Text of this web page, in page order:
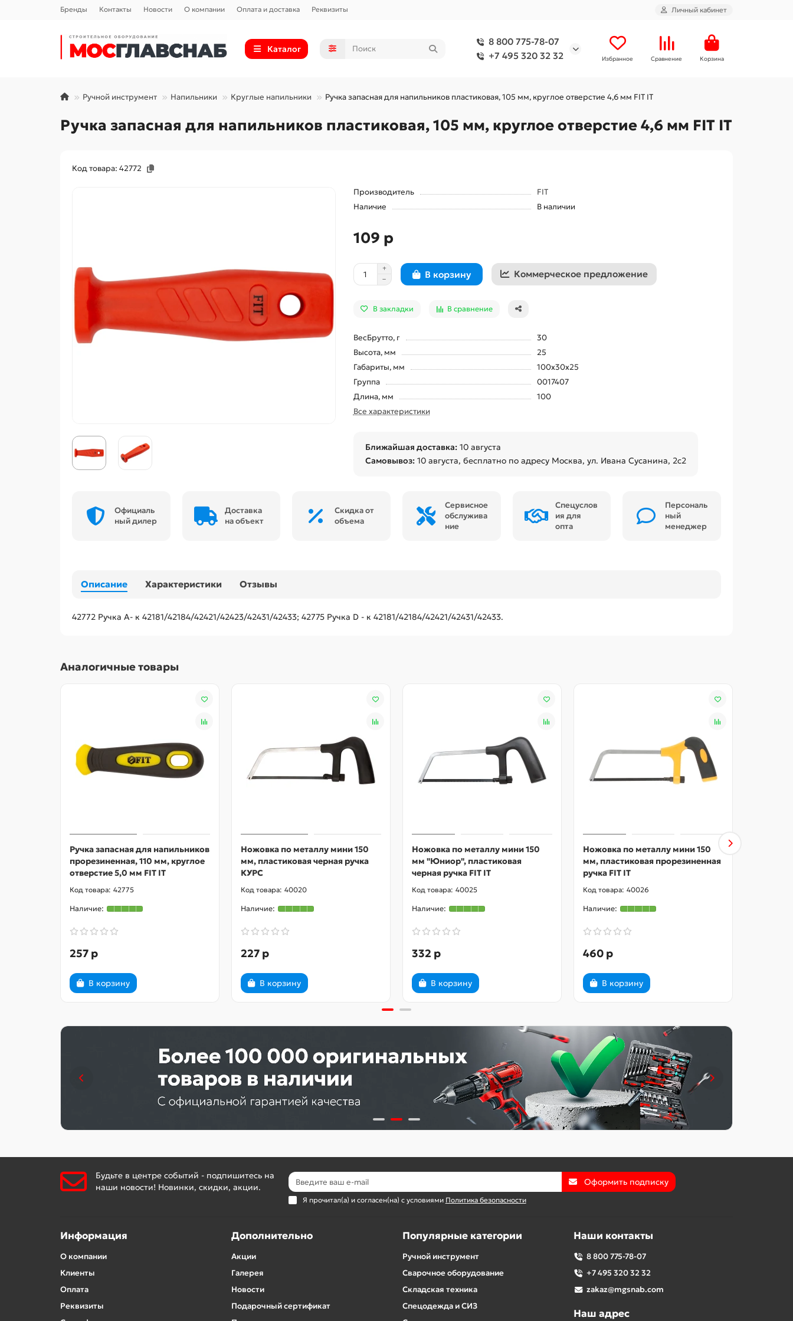
Бренды Контакты Новости О компании Оплата и доставка Реквизиты Личный кабинет
Каталог
8 800 775-78-07
+7 495 320 32 32
Избранное Сравнение Корзина
Ручной инструмент Напильники Круглые напильники Ручка запасная для напильников пластиковая, 105 мм, круглое отверстие 4,6 мм FIT IT
Ручка запасная для напильников пластиковая, 105 мм, круглое отверстие 4,6 мм FIT IT
Код товара: 42772
Производитель
FIT
Наличие
В наличии
109 р
В корзину Коммерческое предложение
В закладки В сравнение
ВесБрутто, г
30
Высота, мм
25
Габариты, мм
100x30x25
Группа
0017407
Длина, мм
100
Все характеристики
Ближайшая доставка: 10 августа
Самовывоз: 10 августа, бесплатно по адресу Москва, ул. Ивана Сусанина, 2с2
Официаль
ный дилер
Доставка
на объект
Скидка от
объема
Сервисное
обслужива
ние
Спецуслов
ия для
опта
Персональ
ный
менеджер
Описание Характеристики Отзывы
42772 Ручка A- к 42181/42184/42421/42423/42431/42433; 42775 Ручка D - к 42181/42184/42421/42431/42433.
Аналогичные товары
Ручка запасная для напильников
прорезиненная, 110 мм, круглое
отверстие 5,0 мм FIT IT
42775
257 р
В корзину
Ножовка по металлу мини 150
мм, пластиковая черная ручка
КУРС
40020
227 р
В корзину
Ножовка по металлу мини 150
мм "Юниор", пластиковая
черная ручка FIT IT
40025
332 р
В корзину
Ножовка по металлу мини 150
мм, пластиковая прорезиненная
ручка FIT IT
40026
460 р
В корзину
Будьте в центре событий - подпишитесь на
наши новости! Новинки, скидки, акции.
Оформить подписку
Я прочитал(а) и согласен(на) с условиями Политика безопасности
Информация
О компании
Клиенты
Оплата
Реквизиты
Дополнительно
Акции
Галерея
Новости
Подарочный сертификат
Популярные категории
Ручной инструмент
Сварочное оборудование
Складская техника
Спецодежда и СИЗ
Наши контакты
8 800 775-78-07
+7 495 320 32 32
zakaz@mgsnab.com
Наш адрес